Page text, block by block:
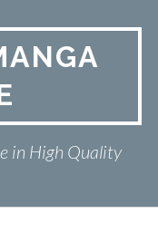
in High Quality